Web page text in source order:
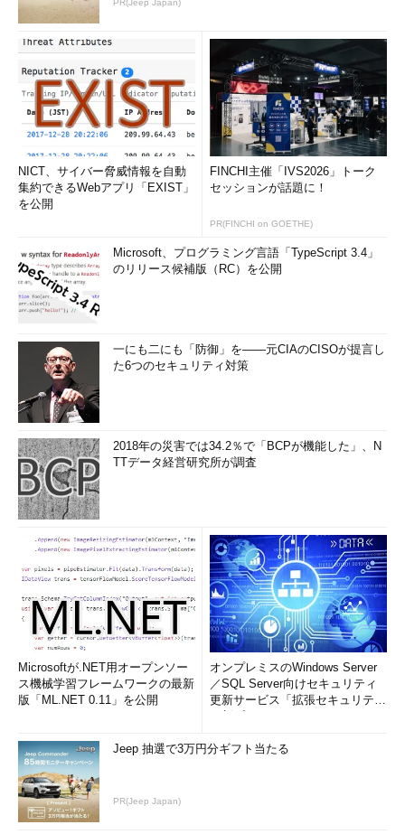
PR(Jeep Japan)
NICT、サイバー脅威情報を自動
集約できるWebアプリ「EXIST」
を公開
FINCHI主催「IVS2026」トーク
セッションが話題に！
PR(FINCHI on GOETHE)
Microsoft、プログラミング言語「TypeScript 3.4」
のリリース候補版（RC）を公開
一にも二にも「防御」を――元CIAのCISOが提言し
た6つのセキュリティ対策
2018年の災害では34.2％で「BCPが機能した」、N
TTデータ経営研究所が調査
Microsoftが.NET用オープンソー
ス機械学習フレームワークの最新
版「ML.NET 0.11」を公開
オンプレミスのWindows Server
／SQL Server向けセキュリティ
更新サービス「拡張セキュリティ
Jeep 抽選で3万円分ギフト当たる
PR(Jeep Japan)